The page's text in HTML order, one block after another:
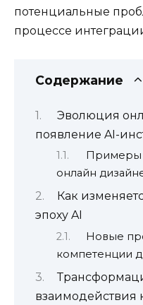
потенциальные
процессе
Содержание
Эволюция
появление AI-
Примеры
онлайн
Как
эпоху AI
Новые
компетенции
взаимодействия